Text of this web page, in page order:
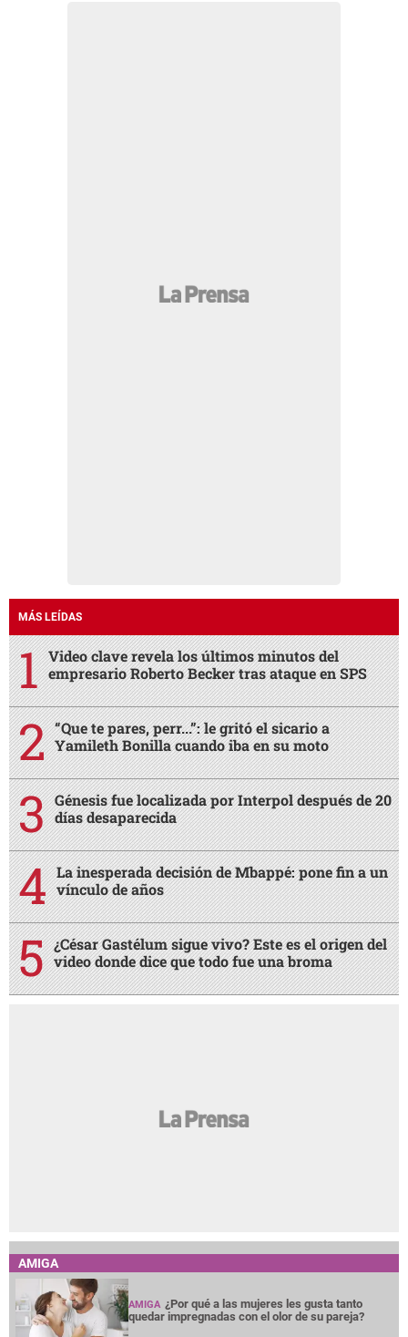
MÁS LEÍDAS
Video clave revela los últimos minutos del
empresario Roberto Becker tras ataque en SPS
“Que te pares, perr...”: le gritó el sicario a
Yamileth Bonilla cuando iba en su moto
Génesis fue localizada por Interpol después de 20
días desaparecida
La inesperada decisión de Mbappé: pone fin a un
vínculo de años
¿César Gastélum sigue vivo? Este es el origen del
video donde dice que todo fue una broma
AMIGA
AMIGA ¿Por qué a las mujeres les gusta tanto
quedar impregnadas con el olor de su pareja?